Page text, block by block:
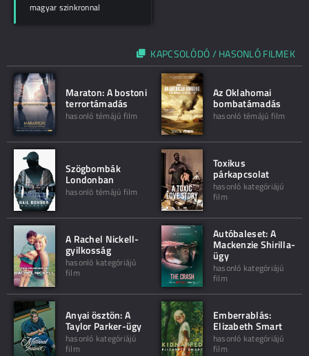
magyar szinkronnal
KAPCSOLÓDÓ / HASONLÓ FILMEK
Maraton: A bostoni
terrortámadás
hasonló témájú film
Az Oklahomai
bombatámadás
hasonló témájú film
Szögbombák
Londonban
hasonló témájú film
Toxikus
párkapcsolat
hasonló kategóriájú
film
A Rachel Nickell-
gyilkosság
hasonló kategóriájú
film
Autóbaleset: A
Mackenzie Shirilla-
ügy
hasonló kategóriájú
film
Anyai ösztön: A
Taylor Parker-ügy
hasonló kategóriájú
film
Emberrablás:
Elizabeth Smart
hasonló kategóriájú
film